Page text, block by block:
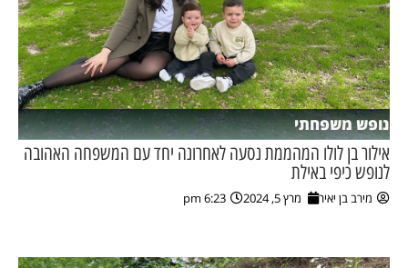
נופש משפחתי
אילור בן לולו המהממת נסעה לאחרונה יחד עם המשפחה האהובה
לנופש כיפי באילת
מירב בן יאיר מרץ 5, 2024 6:23 pm